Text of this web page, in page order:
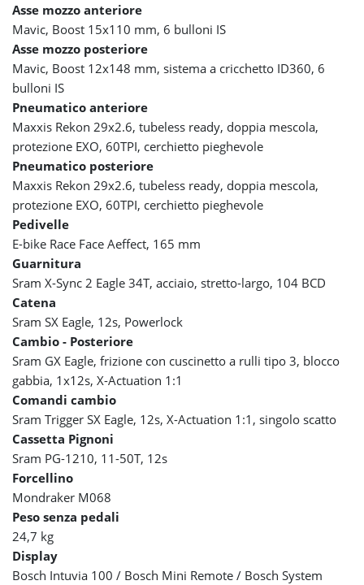
Asse mozzo anteriore
Mavic, Boost 15x110 mm, 6 bulloni IS
Asse mozzo posteriore
Mavic, Boost 12x148 mm, sistema a cricchetto ID360, 6
bulloni IS
Pneumatico anteriore
Maxxis Rekon 29x2.6, tubeless ready, doppia mescola,
protezione EXO, 60TPI, cerchietto pieghevole
Pneumatico posteriore
Maxxis Rekon 29x2.6, tubeless ready, doppia mescola,
protezione EXO, 60TPI, cerchietto pieghevole
Pedivelle
E-bike Race Face Aeffect, 165 mm
Guarnitura
Sram X-Sync 2 Eagle 34T, acciaio, stretto-largo, 104 BCD
Catena
Sram SX Eagle, 12s, Powerlock
Cambio - Posteriore
Sram GX Eagle, frizione con cuscinetto a rulli tipo 3, blocco
gabbia, 1x12s, X-Actuation 1:1
Comandi cambio
Sram Trigger SX Eagle, 12s, X-Actuation 1:1, singolo scatto
Cassetta Pignoni
Sram PG-1210, 11-50T, 12s
Forcellino
Mondraker M068
Peso senza pedali
24,7 kg
Display
Bosch Intuvia 100 / Bosch Mini Remote / Bosch System